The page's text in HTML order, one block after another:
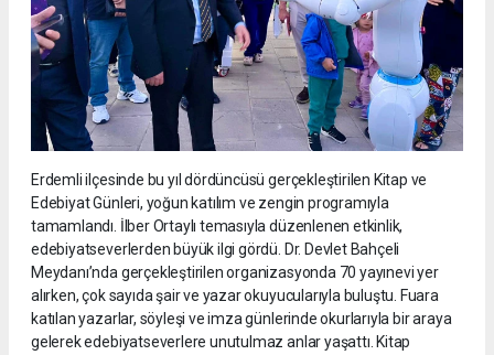
Erdemli ilçesinde bu yıl dördüncüsü gerçekleştirilen Kitap ve
Edebiyat Günleri, yoğun katılım ve zengin programıyla
tamamlandı. İlber Ortaylı temasıyla düzenlenen etkinlik,
edebiyatseverlerden büyük ilgi gördü. Dr. Devlet Bahçeli
Meydanı’nda gerçekleştirilen organizasyonda 70 yayınevi yer
alırken, çok sayıda şair ve yazar okuyucularıyla buluştu. Fuara
katılan yazarlar, söyleşi ve imza günlerinde okurlarıyla bir araya
gelerek edebiyatseverlere unutulmaz anlar yaşattı. Kitap